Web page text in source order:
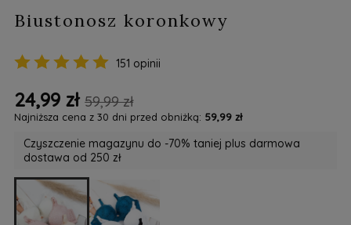
Biustonosz koronkowy
151 opinii
24,99 zł 59,99 zł
Najniższa cena z 30 dni przed obniżką: 59,99 zł
Czyszczenie magazynu do -70% taniej plus darmowa
dostawa od 250 zł